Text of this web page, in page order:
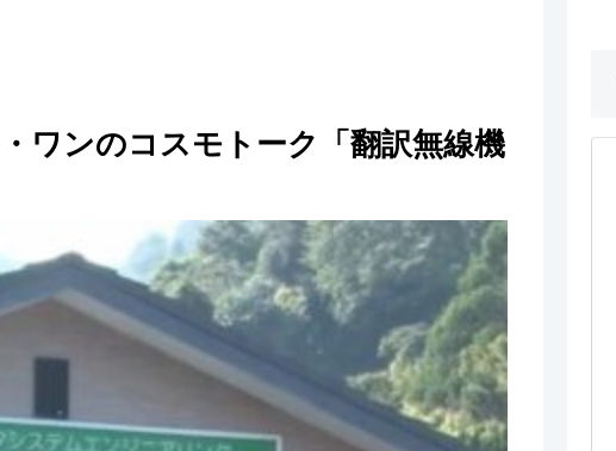
ワンのコスモトーク「翻訳無線機